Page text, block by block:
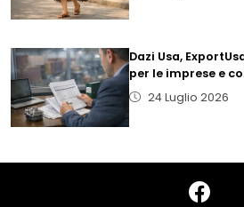
Dazi Usa,
per le imprese e
24 Luglio 2026